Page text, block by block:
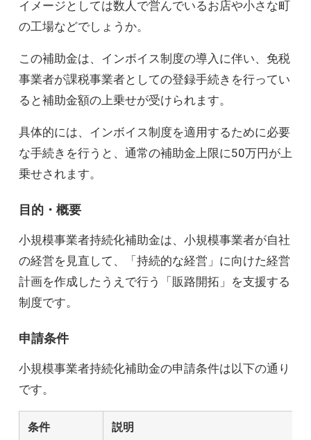
イメージとしては数人で営んでいるお店や小さな町
の工場などでしょうか。
この補助金は、インボイス制度の導入に伴い、免税
事業者が課税事業者としての登録手続きを行ってい
ると補助金額の上乗せが受けられます。
具体的には、インボイス制度を適用するために必要
な手続きを行うと、通常の補助金上限に50万円が上
乗せされます。
目的・概要
小規模事業者持続化補助金は、小規模事業者が自社
の経営を見直して、「持続的な経営」に向けた経営
計画を作成したうえで行う「販路開拓」を支援する
制度です。
申請条件
小規模事業者持続化補助金の申請条件は以下の通り
です。
条件 説明